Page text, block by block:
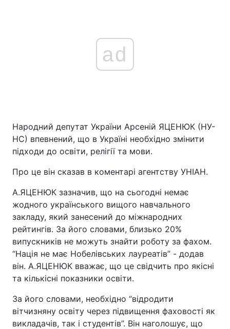
ad
Народний депутат України Арсеній ЯЦЕНЮК (НУ-
НС) впевнений, що в Україні необхідно змінити
підходи до освіти, релігії та мови.
Про це він сказав в коментарі агентству УНІАН.
А.ЯЦЕНЮК зазначив, що на сьогодні немає
жодного українського вищого навчального
закладу, який занесений до міжнародних
рейтингів. За його словами, близько 20%
випускників не можуть знайти роботу за фахом.
“Нація не має Нобелівських лауреатів” - додав
він. А.ЯЦЕНЮК вважає, що це свідчить про якісні
та кількісні показники освіти.
За його словами, необхідно “відродити
вітчизняну освіту через підвищення фаховості як
викладачів, так і студентів”. Він наголошує, що